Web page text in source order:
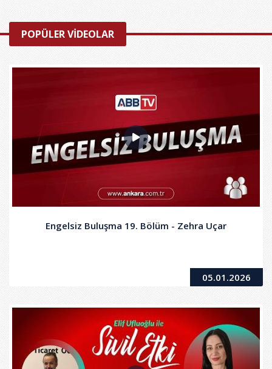
POPÜLER VİDEOLAR
Engelsiz Buluşma 19. Bölüm - Zehra Uçar
05.01.2026